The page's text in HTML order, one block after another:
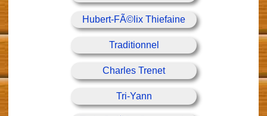
Hubert-FÃ©lix Thiefaine
Traditionnel
Charles Trenet
Tri-Yann